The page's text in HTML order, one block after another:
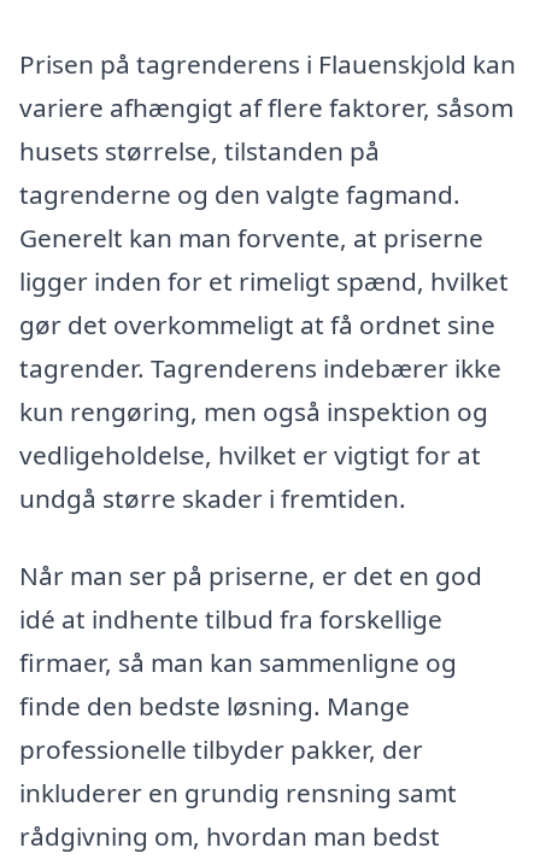
Prisen på tagrenderens i Flauenskjold kan
variere afhængigt af flere faktorer, såsom
husets størrelse, tilstanden på
tagrenderne og den valgte fagmand.
Generelt kan man forvente, at priserne
ligger inden for et rimeligt spænd, hvilket
gør det overkommeligt at få ordnet sine
tagrender. Tagrenderens indebærer ikke
kun rengøring, men også inspektion og
vedligeholdelse, hvilket er vigtigt for at
undgå større skader i fremtiden.
Når man ser på priserne, er det en god
idé at indhente tilbud fra forskellige
firmaer, så man kan sammenligne og
finde den bedste løsning. Mange
professionelle tilbyder pakker, der
inkluderer en grundig rensning samt
rådgivning om, hvordan man bedst